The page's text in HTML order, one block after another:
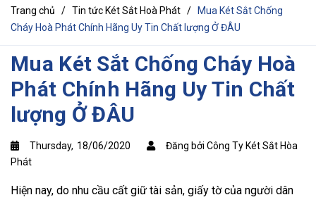
Trang chủ / Tin tức Két Sắt Hoà Phát /
Mua Két Sắt Chống
Cháy Hoà Phát Chính Hãng Uy Tin Chất lượng Ở ĐÂU
Mua Két Sắt Chống Cháy Hoà
Phát Chính Hãng Uy Tin Chất
lượng Ở ĐÂU
Thursday, 18/06/2020
Đăng bởi Công Ty Két Sắt Hòa
Phát
Hiện nay, do nhu cầu cất giữ tài sản, giấy tờ của người dân